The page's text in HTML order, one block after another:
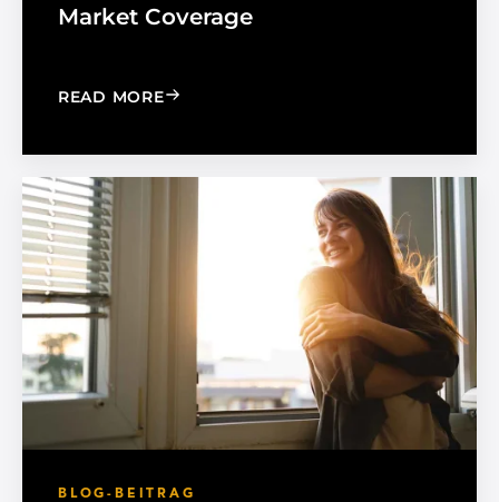
Market Coverage
READ MORE: MADICO EXPANDS SALES
BLOG-BEITRAG